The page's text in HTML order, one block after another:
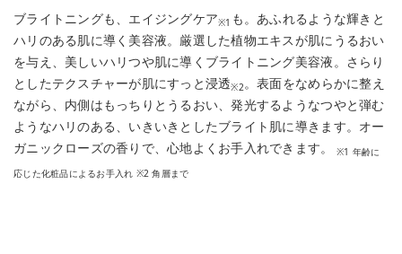
ブライトニングも、エイジングケア※1 も。あふれるような輝きと
ハリのある肌に導く美容液。厳選した植物エキスが肌にうるおい
を与え、美しいハリつや肌に導くブライトニング美容液。さらり
としたテクスチャーが肌にすっと浸透※2。表面をなめらかに整え
ながら、内側はもっちりとうるおい、発光するようなつやと弾む
ようなハリのある、いきいきとしたブライト肌に導きます。オー
ガニックローズの香りで、心地よくお手入れできます。
※1 年齢に
応じた化粧品によるお手入れ ※2 角層まで